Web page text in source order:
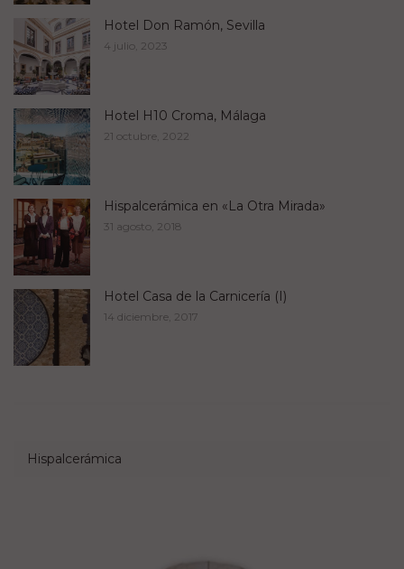
Hotel Don Ramón, Sevilla
4 julio, 2023
Hotel H10 Croma, Málaga
21 octubre, 2022
Hispalcerámica en «La Otra Mirada»
31 agosto, 2018
Hotel Casa de la Carnicería (I)
14 diciembre, 2017
Hispalcerámica